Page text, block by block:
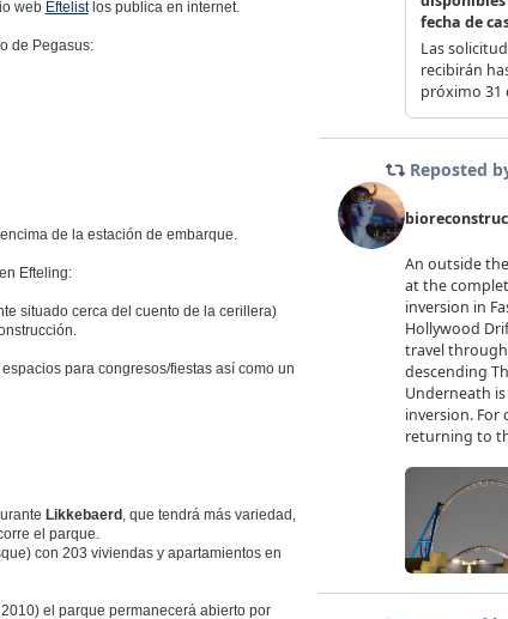
web Eftelistlos publica en internet.
de Pegasus:
de la estación de embarque.
Efteling:
situado cerca del cuento de la cerillera)
para congresos/fiestas así como un
Likkebaerd , que tendrá más variedad,
el parque.
con 203 viviendas y apartamientos en
el parque permanecerá abierto por